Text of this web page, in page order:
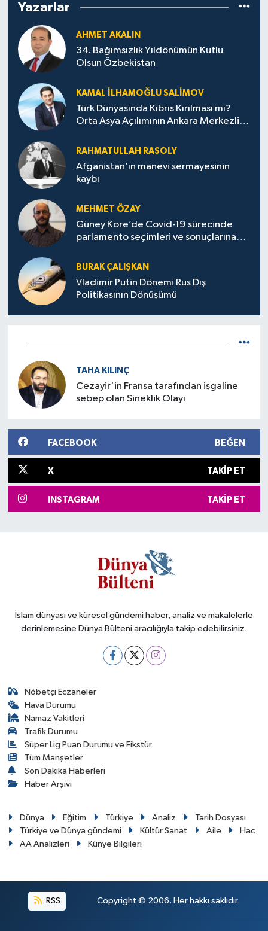
Yazarlar
AHMET AKALIN
34. Bağımsızlık Yıldönümün Kutlu
Olsun Özbekistan
KAMAL İLHAMOĞLU SALIMOV
Türk Dünyasında Kıbrıs Kırılması mı?
Orta Asya Açılımının Ankara Merkezli
RAHMATULLAH RASOLY
Afganistan’ın manevi sermayesinin
kaybı
MEHMET ÖZAY
Güney Kore’de Covid-19 sürecinde
parlamento seçimleri ve sonuçlarına
BURAK ÇALIŞKAN
Vladimir Putin Dönemi Rus Dış
Politikasının Dönüşümü
TAHA KILINÇ
Cezayir'in Fransa tarafından işgaline
sebep olan Sineklik Olayı
FACEBOOK BEĞEN
X TAKIP ET
INSTAGRAM TAKIP ET
İslam dünyası ve küresel gündemi haber, analiz ve makalelerle
derinlemesine Dünya Bülteni aracılığıyla takip edebilirsiniz.
Nöbetçi Eczaneler
Hava Durumu
Namaz Vakitleri
Trafik Durumu
Süper Lig Puan Durumu ve Fikstür
Tüm Manşetler
Son Dakika Haberleri
Haber Arşivi
Dünya Eğitim Türkiye Analiz
Tarih Dosyası
Türkiye ve Dünya gündemi
Kültür Sanat Aile
Hac
AA Analizleri
Künye Bilgileri
RSS Copyright © 2006. Her hakkı saklıdır.